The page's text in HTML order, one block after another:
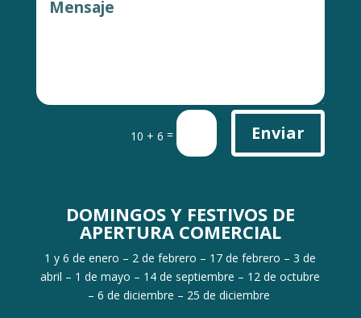
10 + 6 = Enviar
DOMINGOS Y FESTIVOS DE
APERTURA COMERCIAL
1 y 6 de enero – 2 de febrero – 17 de febrero – 3 de
abril – 1 de mayo – 14 de septiembre – 12 de octubre
– 6 de diciembre – 25 de diciembre